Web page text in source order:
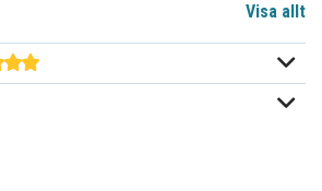
Visa allt